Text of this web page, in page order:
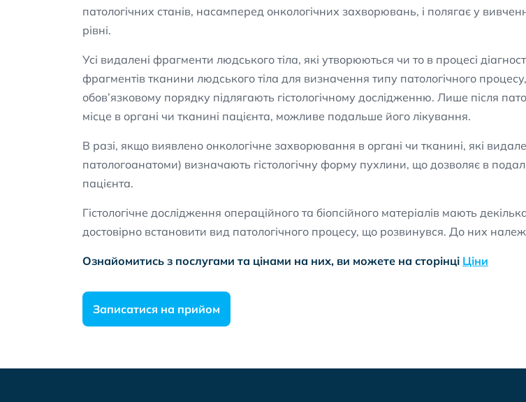
патологічних станів, насамперед онкологічних захворювань, і полягає у
рівні.
Усі видалені фрагменти людського тіла, які утворюються чи то в процесі
фрагментів тканини людського тіла для визначення типу патологічного
обов’язковому порядку підлягають гістологічному дослідженню. Лише після
місце в органі чи тканині пацієнта, можливе подальше його лікування.
В разі, якщо виявлено онкологічне захворювання в органі чи тканині, які
патологоанатоми) визначають гістологічну форму пухлини, що дозволяє в
пацієнта.
Гістологічне дослідження операційного та біопсійного матеріалів мають
достовірно встановити вид патологічного процесу, що розвинувся. До них
Ознайомитись з послугами та цінами на них, ви можете на сторінці Ціни
Записатися на прийом